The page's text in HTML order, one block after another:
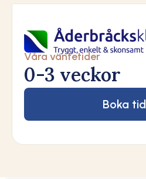
Våra väntetider
0-3 veckor
Boka tid